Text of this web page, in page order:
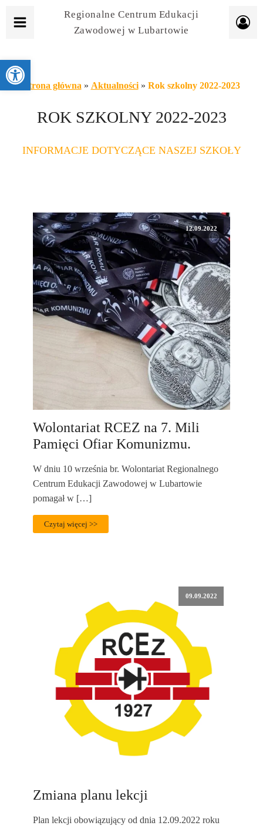
Regionalne Centrum Edukacji
Zawodowej w Lubartowie
Strona główna » Aktualności » Rok szkolny 2022-2023
ROK SZKOLNY 2022-2023
INFORMACJE DOTYCZĄCE NASZEJ SZKOŁY
12.09.2022
Wolontariat RCEZ na 7. Mili
Pamięci Ofiar Komunizmu.
W dniu 10 września br. Wolontariat Regionalnego
Centrum Edukacji Zawodowej w Lubartowie
pomagał w […]
Czytaj więcej >>
09.09.2022
Zmiana planu lekcji
Plan lekcji obowiązujący od dnia 12.09.2022 roku
Otwórz pasek narzędzi